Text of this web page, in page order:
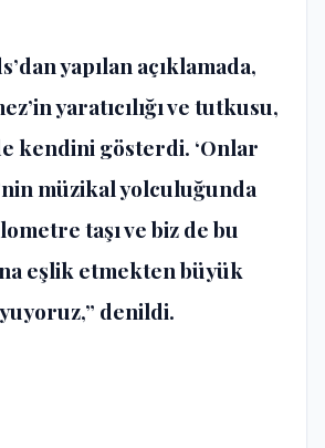
yapılan açıklamada,
yaratıcılığı ve tutkusu,
kendini gösterdi. ‘Onlar
müzikal yolculuğunda
taşı ve biz de bu
eşlik etmekten büyük
denildi.